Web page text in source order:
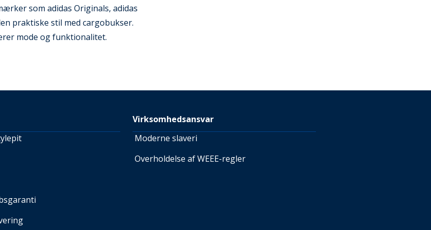
som adidas Originals, adidas
praktiske stil med cargobukser.
mode og funktionalitet.
Virksomhedsansvar
Moderne slaveri
Overholdelse af WEEE-regler